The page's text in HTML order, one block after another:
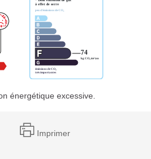
énergétique excessive.
Imprimer